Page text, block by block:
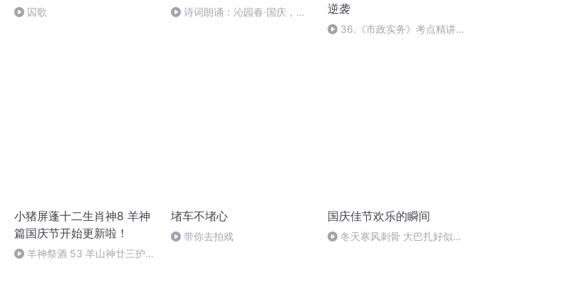
囚歌
诗词朗诵：沁园春·国庆，朗
逆袭
36.《市政实务》考点精讲第
小猪屏蓬十二生肖神8 羊神
篇国庆节开始更新啦！
羊神祭酒 53 羊山神廿三护祭
堵车不堵心
带你去拍戏
国庆佳节欢乐的瞬间
冬天寒风刺骨 大巴扎好似温